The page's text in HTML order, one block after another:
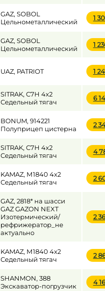
GAZ, SOBOL
Цельнометаллический
1
GAZ, SOBOL
Цельнометаллический
1
UAZ, PATRIOT 1
SITRAK, C7H 4x2
Седельный тягач
6
BONUM, 914221
Полуприцеп цистерна
2
SITRAK, C7H 4x2
Седельный тягач
4
KAMAZ, М1840 4x2
Седельный тягач
2
GAZ, 2818* на шасси
GAZ GAZON NEXT
Изотермический/
рефрижератор_не
актуально
2
KAMAZ, М1840 4x2
Седельный тягач
2
SHANMON, 388
Экскаватор-погрузчик
4